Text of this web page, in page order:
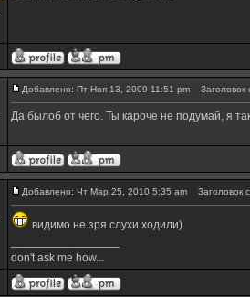
Добавлено: Пт Ноя 13, 2009 11:51 pm Заголовок
Да былоб от чего. Ты кароче не подумай, я
Добавлено: Чт Мар 25, 2010 5:35 am Заголовок
видимо не зря слухи ходили)
don't ask me how...